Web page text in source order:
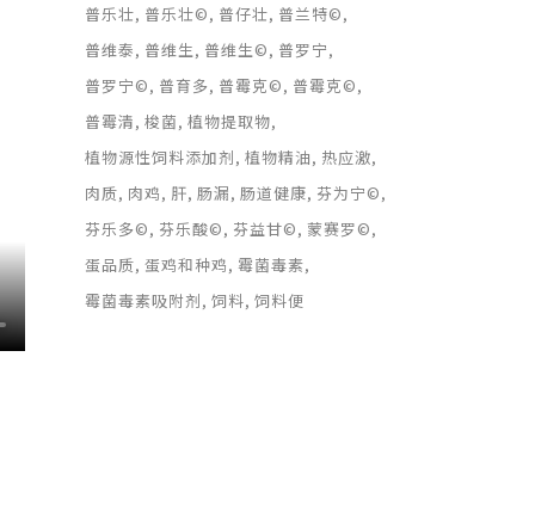
普乐壮 普乐壮© 普仔壮 普兰特©
普维泰 普维生 普维生© 普罗宁
普罗宁© 普育多 普霉克© 普霉克©
普霉清 梭菌 植物提取物
植物源性饲料添加剂 植物精油 热应激
肉质 肉鸡 肝 肠漏 肠道健康 芬为宁©
芬乐多© 芬乐酸© 芬益甘© 蒙赛罗©
蛋品质 蛋鸡和种鸡 霉菌毒素
霉菌毒素吸附剂 饲料 饲料便